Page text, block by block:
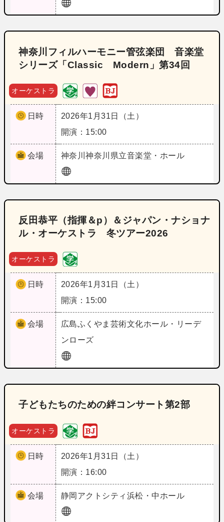
神奈川フィルハーモニー管弦楽団 音楽堂
シリーズ「Classic Modern」第34回
オーケストラ
日時
2026年1月31日（土）
開演：15:00
会場 神奈川神奈川県立音楽堂・ホール
反田恭平（指揮＆p）＆ジャパン・ナショナ
ル・オーケストラ 冬ツアー2026
オーケストラ
日時
2026年1月31日（土）
開演：15:00
会場 広島ふくやま芸術文化ホール・リーデ
ンローズ
子どもたちのための絆コンサート第2部
オーケストラ
日時
2026年1月31日（土）
開演：16:00
会場 静岡 アクトシティ浜松・中ホール